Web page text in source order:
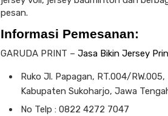
pesan.
Informasi Pemesanan:
GARUDA PRINT – Jasa Bikin Jersey
Ruko Jl. Papagan, RT.004/
Kabupaten Sukoharjo, Jawa
No Telp : 0822 4272 7047